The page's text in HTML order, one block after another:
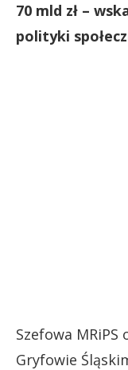
70 mld zł –
polityki
Szefowa MRiPS
Gryfowie